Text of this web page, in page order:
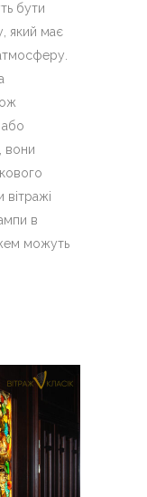
бути
який має
або
вони
вітражі
в
можуть